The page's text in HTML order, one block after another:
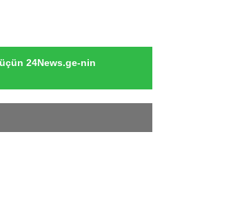
24News.ge-nin